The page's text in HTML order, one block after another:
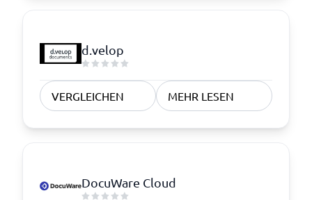
d.velop
VERGLEICHEN MEHR LESEN
DocuWare Cloud